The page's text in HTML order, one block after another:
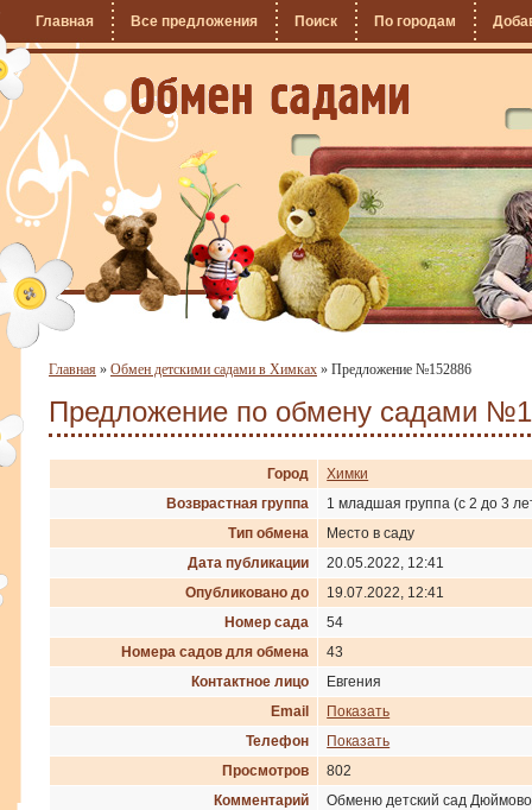
Главная Все предложения Поиск По городам
Главная » Обмен детскими садами в Химках » Предложение №152886
Предложение по обмену садами
Город
Химки
Возврастная группа
1 младшая группа (с 2 до 3
Тип обмена
Место в саду
Дата публикации
20.05.2022, 12:41
Опубликовано до
19.07.2022, 12:41
Номер сада
54
Номера садов для обмена
43
Контактное лицо
Евгения
Email
Показать
Телефон
Показать
Просмотров
802
Комментарий
Обменю детский сад